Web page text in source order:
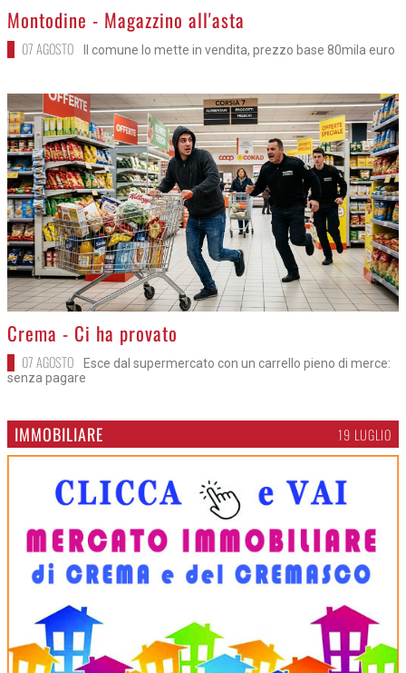
>Montodine - Magazzino all'asta
07 AGOSTO Il comune lo mette in vendita, prezzo base 80mila euro
>
Crema - Ci ha provato
07 AGOSTO
Esce dal supermercato con un carrello pieno di merce:
senza pagare
IMMOBILIARE 19 LUGLIO